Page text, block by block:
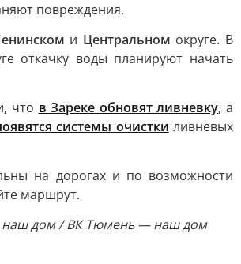
повреждения.
и Центральном округе. В
откачку воды планируют начать
что в Зареке обновят ливневку, а
системы очистки ливневых
на дорогах и по возможности
маршрут.
дом / ВК Тюмень — наш дом